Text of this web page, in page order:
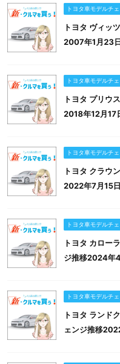
トヨタ車モデルチ
トヨタ ヴィッ
2007年1月23
トヨタ車モデルチ
トヨタ プリウ
2018年12月17
トヨタ車モデルチ
トヨタ クラウ
2022年7月15日
トヨタ車モデルチ
トヨタ カロー
ジ推移2024年
トヨタ車モデルチ
トヨタ ランド
ェンジ推移